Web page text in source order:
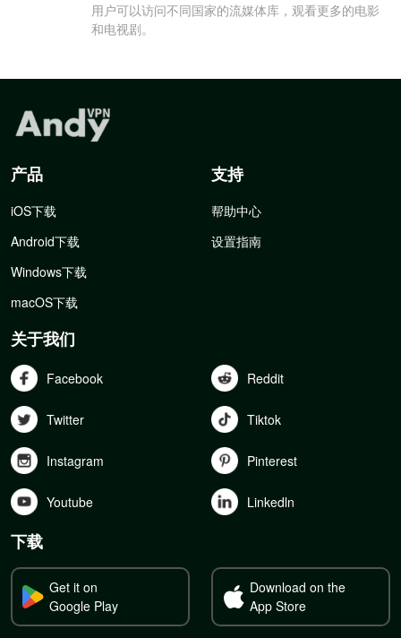
用户可以访问不同国家的流媒体库，观看更多的电影
和电视剧。
产品
iOS下载
Android下载
Windows下载
macOS下载
支持
帮助中心
设置指南
关于我们
Facebook Reddit
Twitter Tiktok
Instagram Pinterest
Youtube Linkedln
下载
Get it on
Google Play
Download on the
App Store